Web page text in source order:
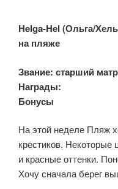
Helga-Hel (Ольга/
на пляже
Звание: старший
Награды:
Бонусы:
На этой неделе Пляж
крестиков.
и красные оттенки.
Хочу сначала берег